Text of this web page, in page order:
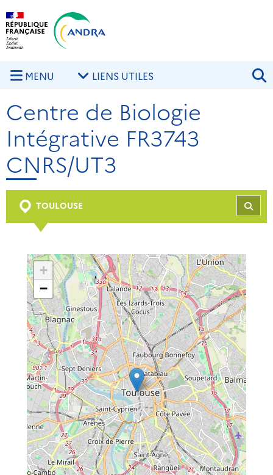
Aller au contenu principal
MENU LIENS UTILES
Centre de Biologie
Intégrative FR3743
CNRS/UT3
TOULOUSE
+
−